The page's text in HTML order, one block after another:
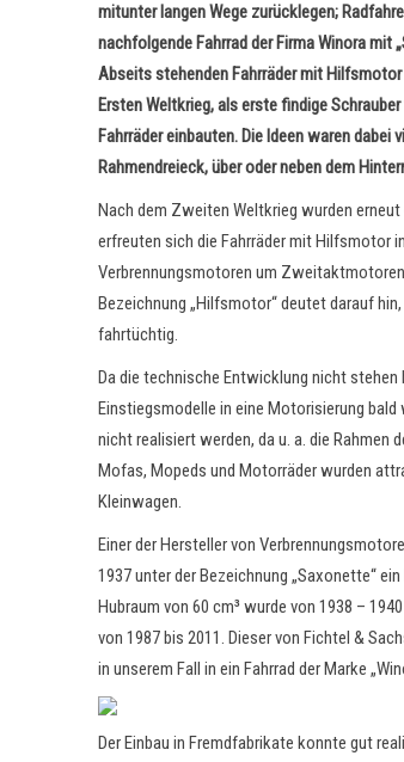
mitunter langen Wege zurücklegen;
nachfolgende Fahrrad der Firma Winora
Abseits stehenden Fahrräder mit
Ersten Weltkrieg, als erste findige
Fahrräder einbauten. Die Ideen waren
Rahmendreieck, über oder neben dem
Nach dem Zweiten Weltkrieg wurden
erfreuten sich die Fahrräder mit Hilfsmotor
Verbrennungsmotoren um Zweitaktmotoren
Bezeichnung „Hilfsmotor“ deutet darauf
fahrtüchtig.
Da die technische Entwicklung nicht
Einstiegsmodelle in eine Motorisierung bald
nicht realisiert werden, da u. a. die Rahmen
Mofas, Mopeds und Motorräder wurden
Kleinwagen.
Einer der Hersteller von
1937 unter der Bezeichnung „Saxonette“
Hubraum von 60 cm³ wurde von 1938 –
von 1987 bis 2011. Dieser von Fichtel &
in unserem Fall in ein Fahrrad der Marke
Der Einbau in Fremdfabrikate konnte gut